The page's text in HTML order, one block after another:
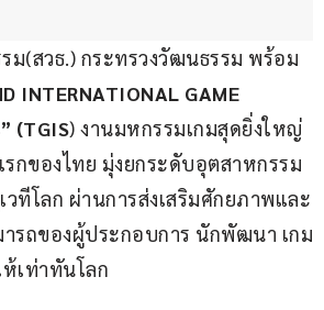
ม(สวธ.) กระทรวงวัฒนธรรม พร้อม
INTERNATIONAL GAME
(TGIS) งานมหกรรมเกมสุดยิ่งใหญ่
กของไทย มุ่งยกระดับอุตสาหกรรม
วทีโลก ผ่านการส่งเสริมศักยภาพและ
รถของผู้ประกอบการ นักพัฒนา เกม
ห้เท่าทันโลก